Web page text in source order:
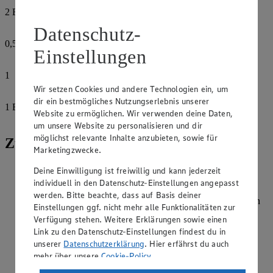
2 EL
0,5
Orangen, unbehandelt
1
Knoblauchzehe
1 EL
Petersilie, fein geschnitten
Zubereitung
Von der halben Orange Zesten wie unter Tipps/Kochschule
beschrieben herstellen.
Für die Marinade Orangensaft, Olivenöl, Orangen-Zesten in
einer flachen Schale mischen. Knoblauch schälen und fein
würfeln, mit der Petersilie in die Schale geben.
Die Fischfilets unter fließend kaltem Wasser abspülen,
abtropfen lassen und trocken tupfen. Die Filets halbieren,
Datenschutz-
Einstellungen
Wir setzen Cookies und andere Technologien ein, um
dir ein bestmögliches Nutzungserlebnis unserer
Website zu ermöglichen. Wir verwenden deine Daten,
um unsere Website zu personalisieren und dir
möglichst relevante Inhalte anzubieten, sowie für
Marketingzwecke.
Deine Einwilligung ist freiwillig und kann jederzeit
individuell in den Datenschutz-Einstellungen angepasst
werden. Bitte beachte, dass auf Basis deiner
Einstellungen ggf. nicht mehr alle Funktionalitäten zur
Verfügung stehen. Weitere Erklärungen sowie einen
Link zu den Datenschutz-Einstellungen findest du in
unserer Datenschutzerklärung. Hier erfährst du auch
mehr über unsereCookie-Policy.